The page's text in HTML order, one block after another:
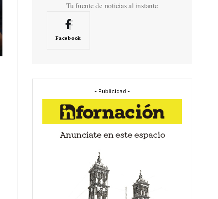
Tu fuente de noticias al instante
Facebook
- Publicidad -